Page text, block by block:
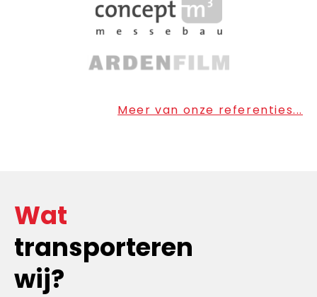
Meer van onze referenties...
Wat
transporteren
wij?